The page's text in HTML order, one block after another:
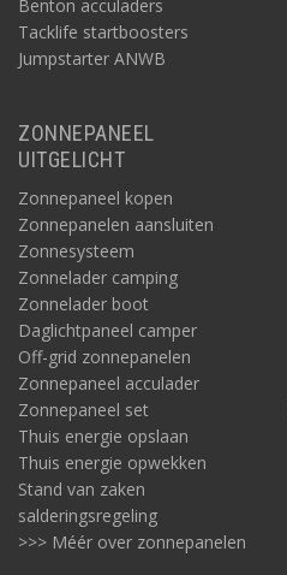
Benton acculaders
Tacklife startboosters
Jumpstarter ANWB
ZONNEPANEEL
UITGELICHT
Zonnepaneel kopen
Zonnepanelen aansluiten
Zonnesysteem
Zonnelader camping
Zonnelader boot
Daglichtpaneel camper
Off-grid zonnepanelen
Zonnepaneel acculader
Zonnepaneel set
Thuis energie opslaan
Thuis energie opwekken
Stand van zaken
salderingsregeling
>>> Méér over zonnepanelen